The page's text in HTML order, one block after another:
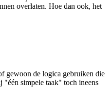
overlaten. Hoe dan ook, het
gewoon de logica gebruiken die
"één simpele taak" toch ineens